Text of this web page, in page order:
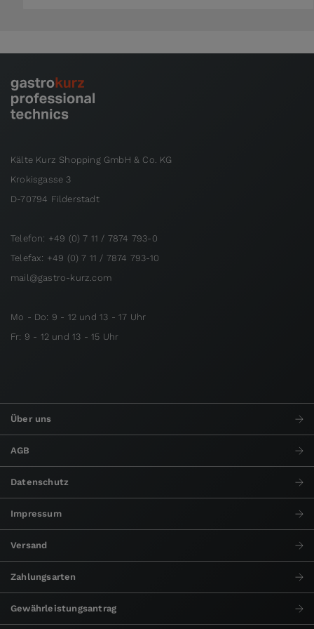
Kälte Kurz Shopping GmbH & Co. KG
Krokisgasse 3
D-70794 Filderstadt
Telefon: +49 (0) 7 11 / 7874 793-0
Telefax: +49 (0) 7 11 / 7874 793-10
mail@gastro-kurz.com
Mo - Do: 9 - 12 und 13 - 17 Uhr
Fr: 9 - 12 und 13 - 15 Uhr
Über uns
AGB
Datenschutz
Impressum
Versand
Zahlungsarten
Gewährleistungsantrag